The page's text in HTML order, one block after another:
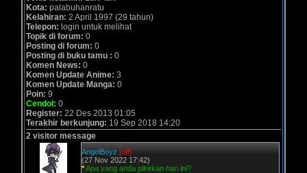
Kota: palabuhanratu
Kelahiran: 2 April 1997 (29 tahun)
Telepon: login untuk melihat
Topik di forum: 0
Posting di forum: 0
Posting di buku tamu : 0
Komen News: 0
Komen Update Anime: 3
Komen Update Manga: 0
Poin: 9
Cendol: 0
Register: 22 Des 2013 01:05
Terakhir berkunjung: 19 Sep 2018 14:20
2 visitor message
AngelBoyz [off]
(27 Nov 2022 17:42)
*Apa yang anda pikirkan hari ini?